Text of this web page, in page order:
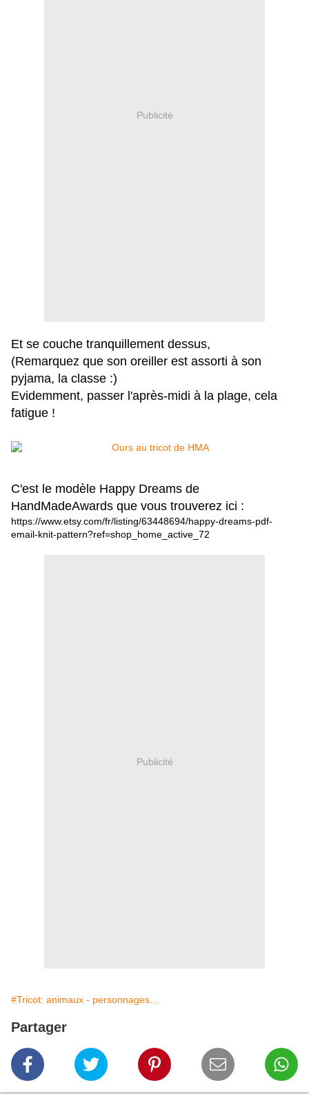
Publicité
Et se couche tranquillement dessus,
(Remarquez que son oreiller est assorti à son
pyjama, la classe :)
Evidemment, passer l'après-midi à la plage, cela
fatigue !
C'est le modèle Happy Dreams de
HandMadeAwards que vous trouverez ici :
https://www.etsy.com/fr/listing/63448694/happy-dreams-pdf-
email-knit-pattern?ref=shop_home_active_72​
Publicité
#Tricot: animaux - personnages...
Partager